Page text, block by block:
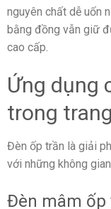
nguyên chất dễ uốn
bằng đồng vẫn giữ
cao cấp.
Ứng dụng
trong
Đèn ốp trần là giải
với những không
Đèn mâm ốp